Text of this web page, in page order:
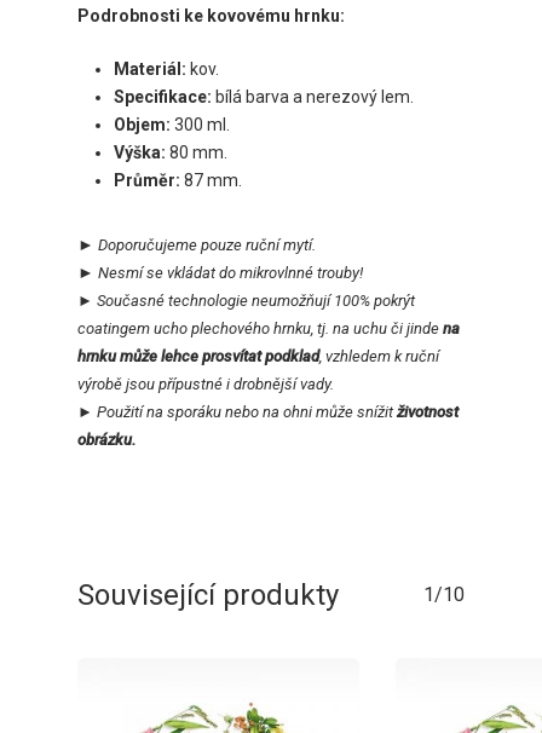
Podrobnosti ke kovovému hrnku:
Materiál: kov.
Specifikace: bílá barva a nerezový lem.
Objem: 300 ml.
Výška: 80 mm.
Průměr: 87 mm.
► Doporučujeme pouze ruční mytí.
► Nesmí se vkládat do mikrovlnné trouby!
► Současné technologie neumožňují 100% pokrýt
coatingem ucho plechového hrnku, tj. na uchu či jinde na
hrnku může lehce prosvítat podklad, vzhledem k ruční
výrobě jsou přípustné i drobnější vady.
► Použití na sporáku nebo na ohni může snížitživotnost
obrázku.
Související produkty 1/10